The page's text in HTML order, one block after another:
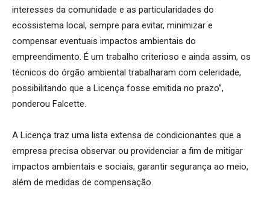
interesses da comunidade e as particularidades do
ecossistema local, sempre para evitar, minimizar e
compensar eventuais impactos ambientais do
empreendimento. É um trabalho criterioso e ainda assim, os
técnicos do órgão ambiental trabalharam com celeridade,
possibilitando que a Licença fosse emitida no prazo”,
ponderou Falcette.
A Licença traz uma lista extensa de condicionantes que a
empresa precisa observar ou providenciar a fim de mitigar
impactos ambientais e sociais, garantir segurança ao meio,
além de medidas de compensação.